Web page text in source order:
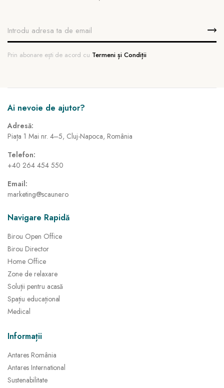
Prin abonare ești de acord cu Termeni și Condiții
Ai nevoie de ajutor?
Adresă:
Piața 1 Mai nr. 4–5, Cluj-Napoca, România
Telefon:
+40 264 454 550
Email:
marketing@scaune.ro
Navigare Rapidă
Birou Open Office
Birou Director
Home Office
Zone de relaxare
Soluții pentru acasă
Spațiu educațional
Medical
Informații
Antares România
Antares International
Sustenabilitate